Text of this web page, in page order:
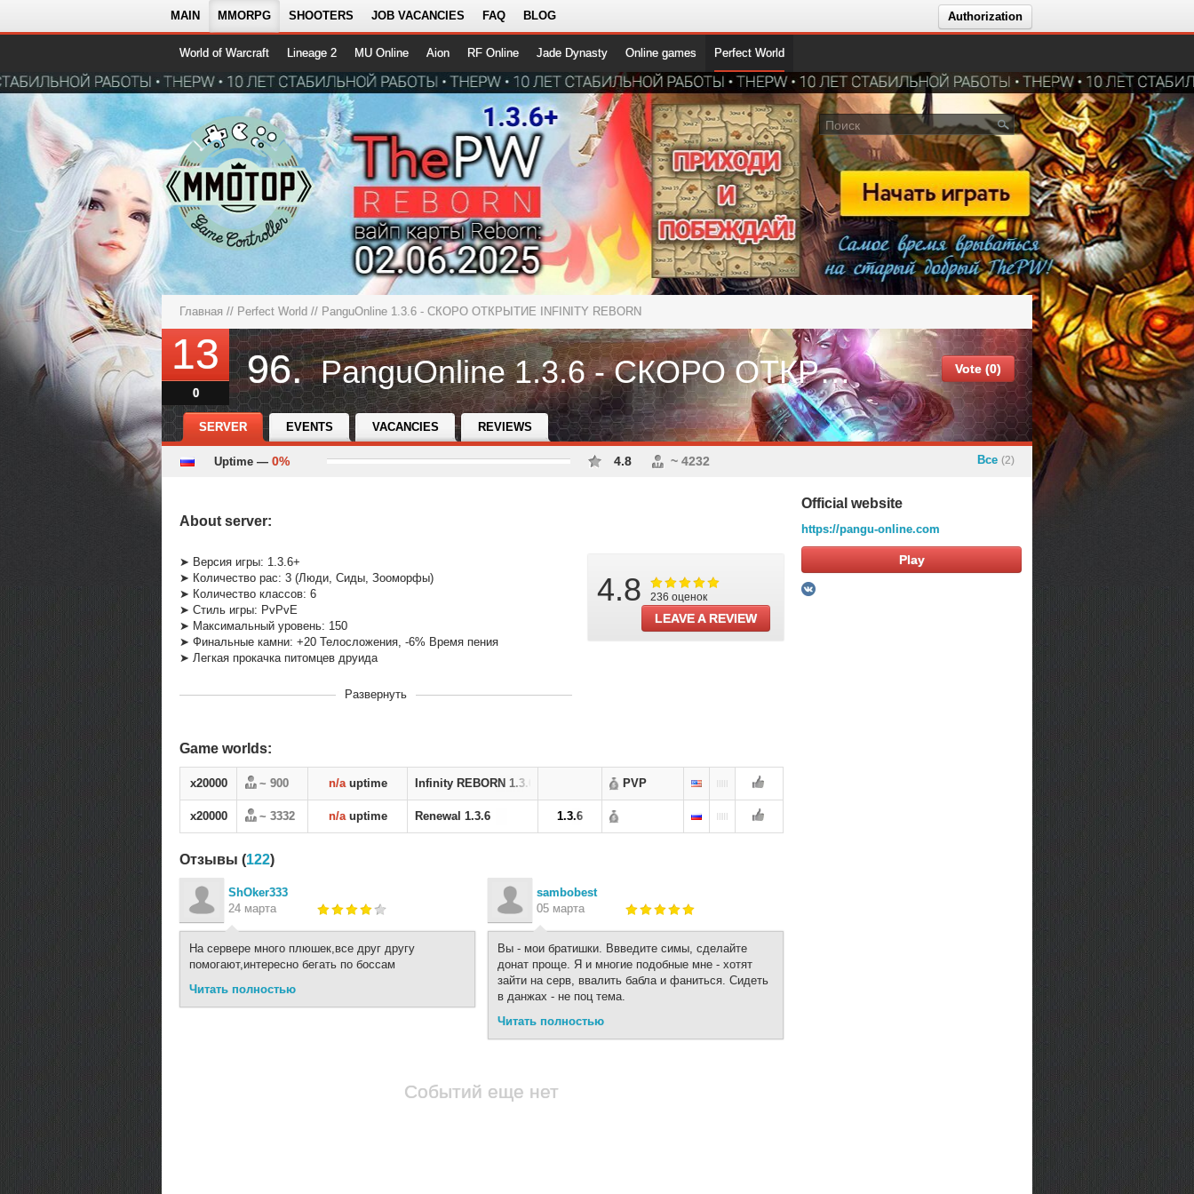
MAIN MMORPG SHOOTERS JOB VACANCIES FAQ BLOG Authorization
World of Warcraft Lineage 2 MU Online Aion RF Online Jade Dynasty Online games Perfect World
Главная // Perfect World // PanguOnline 1.3.6 - СКОРО ОТКРЫТИЕ INFINITY REBORN
13
0
96. PanguOnline 1.3.6 - СКОРО ОТКРЫТИЕ INFINITY REBORN! Vote (0)
SERVER EVENTS VACANCIES REVIEWS
Uptime — 0% 4.8 ~ 4232 Все (2)
About server:
➤ Версия игры: 1.3.6+
➤ Количество рас: 3 (Люди, Сиды, Зооморфы)
➤ Количество классов: 6
➤ Стиль игры: PvPvE
➤ Максимальный уровень: 150
➤ Финальные камни: +20 Телосложения, -6% Время пения
➤ Легкая прокачка питомцев друида
26-02-2023, 20:08Развернуть
4.8 236 оценок
LEAVE A REVIEW
Game worlds:
x20000 ~ 900 n/auptime Infinity REBORN 1.3.6 PVP
x20000 ~ 3332 n/auptime Renewal 1.3.6 1.3.6
Отзывы (122)
ShOker333
24 марта
На сервере много плюшек,все друг другу
помогают,интересно бегать по боссам
Читать полностью
sambobest
05 марта
Вы - мои братишки. Ввведите симы, сделайте
донат проще. Я и многие подобные мне - хотят
зайти на серв, ввалить бабла и фаниться. Сидеть
в данжах - не поц тема.
Читать полностью
Событий еще нет
Official website
https://pangu-online.com
Play